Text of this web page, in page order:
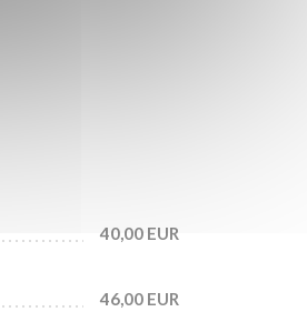
40,00 EUR
46,00 EUR